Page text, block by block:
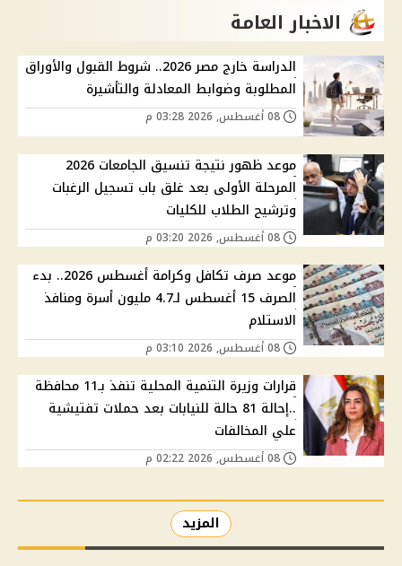
الاخبار العامة
الدراسة خارج مصر 2026.. شروط القبول والأوراق
المطلوبة وضوابط المعادلة والتأشيرة
موعد ظهور نتيجة تنسيق الجامعات 2026
المرحلة الأولى بعد غلق باب تسجيل الرغبات
وترشيح الطلاب للكليات
موعد صرف تكافل وكرامة أغسطس 2026.. بدء
الصرف 15 أغسطس لـ4.7 مليون أسرة ومنافذ
الاستلام
قرارات وزيرة التنمية المحلية تنفذ بـ11 محافظة
..إحالة 81 حالة للنيابات بعد حملات تفتيشية
علي المخالفات
المزيد